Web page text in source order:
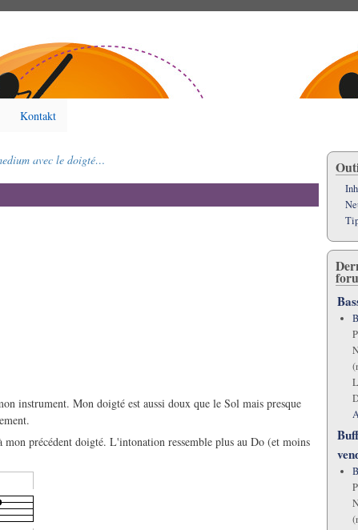
Kontakt
avec le doigté…
instrument. Mon doigté est aussi doux que le Sol mais presque
mon précédent doigté. L'intonation ressemble plus au Do (et moins